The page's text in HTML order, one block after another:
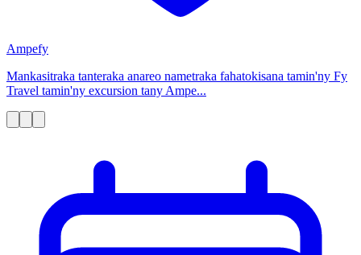
Ampefy
Mankasitraka tanteraka anareo nametraka fahatokisana tamin'ny Fy
Travel tamin'ny excursion tany Ampe...